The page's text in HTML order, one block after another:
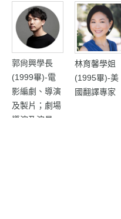
郭尙興學長
(1999畢)-電
影編劇、導演
及製片；劇場
導演及演員
林育馨學姐
(1995畢)-美
國翻譯專家